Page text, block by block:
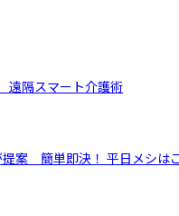
遠隔スマート介護術
提案 簡単即決！ 平日メシは